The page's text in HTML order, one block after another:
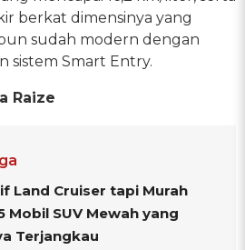
berkat dimensinya yang
sudah modern dengan
sistem Smart Entry.
Raize
Land Cruiser tapi Murah
Mobil SUV Mewah yang
Terjangkau